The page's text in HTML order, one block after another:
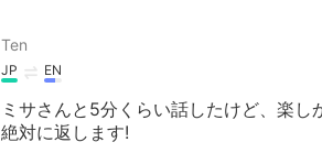
Ten
JP EN
ミサさんと5分くらい話したけど、楽し
絶対に返します!